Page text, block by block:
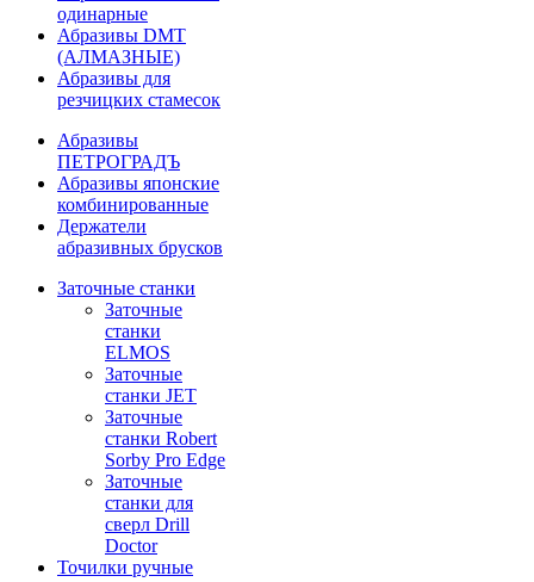
одинарные
Абразивы DMT
(АЛМАЗНЫЕ)
Абразивы для
резчицких стамесок
Абразивы
ПЕТРОГРАДЪ
Абразивы японские
комбинированные
Держатели
абразивных брусков
Заточные станки
Заточные
станки
ELMOS
Заточные
станки JET
Заточные
станки Robert
Sorby Pro Edge
Заточные
станки для
сверл Drill
Doctor
Точилки ручные